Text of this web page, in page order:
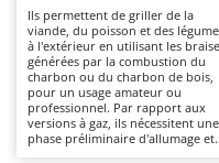
Atomiseurs pour
Autolaveuses
Autres produits
B
Balayeuses
Ama
Ambrogio Robot
Annovi Reverberi
ANTHBOT
Archman
Ils permettent de griller de la
viande, du poisson et des
à l'extérieur en utilisant les
générées par la combustion du
charbon ou du charbon de bois,
pour un usage amateur ou
professionnel. Par rapport aux
versions à gaz, ils nécessitent une
phase préliminaire d'allumage et